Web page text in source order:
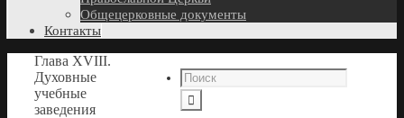
Общецерковные документы
Контакты
Глава XVIII.
Духовные
учебные
заведения